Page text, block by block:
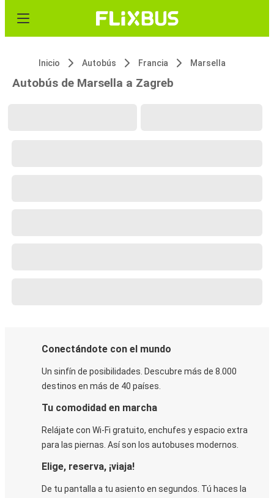
Inicio Autobús Francia Marsella
Autobús de Marsella a Zagreb
Conectándote con el mundo
Un sinfín de posibilidades. Descubre más de 8.000
destinos en más de 40 países.
Tu comodidad en marcha
Relájate con Wi-Fi gratuito, enchufes y espacio extra
para las piernas. Así son los autobuses modernos.
Elige, reserva, ¡viaja!
De tu pantalla a tu asiento en segundos. Tú haces la